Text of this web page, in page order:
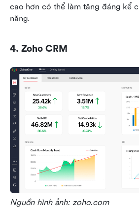
cao hơn có thể làm tăng đáng kể
năng.
4. Zoho CRM
Nguồn hình ảnh: zoho.com